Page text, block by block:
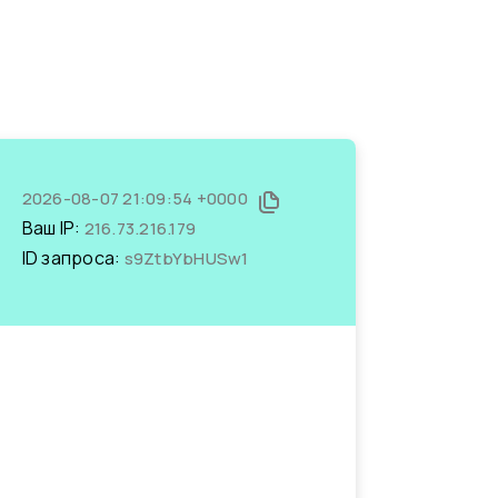
2026-08-07 21:09:54 +0000
Ваш IP: 216.73.216.179
ID запроса: s9ZtbYbHUSw1